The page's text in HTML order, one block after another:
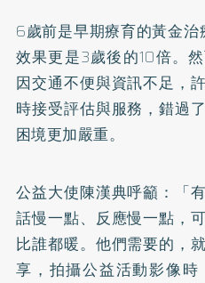
6歲前是早期療育的黃金
效果更是3歲後的10倍。
因交通不便與資訊不足，
時接受評估與服務，錯過
困境更加嚴重。
公益大使陳漢典呼籲：「
話慢一點、反應慢一點，
比誰都暖。他們需要的，
享，拍攝公益活動影像